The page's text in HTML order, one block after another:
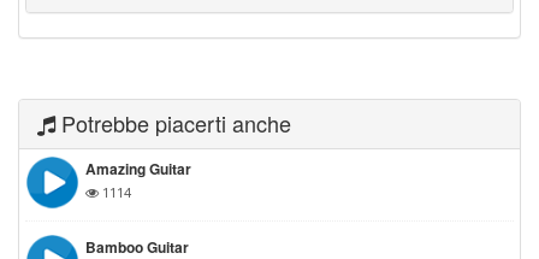
Potrebbe piacerti anche
Amazing Guitar
1114
Bamboo Guitar